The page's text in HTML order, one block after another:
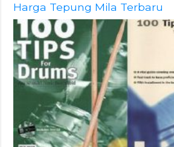
Harga Tepung Mila Terbaru